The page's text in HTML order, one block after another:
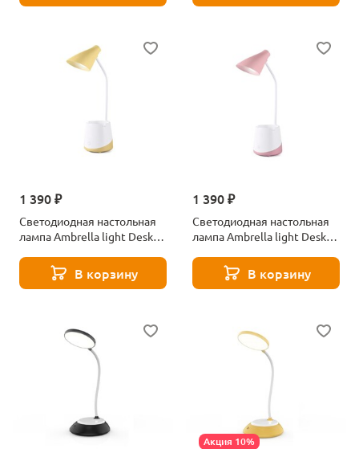
1 390 ₽
Светодиодная настольная
лампа Ambrella light Desk
В корзину
1 390 ₽
Светодиодная настольная
лампа Ambrella light Desk
В корзину
Акция 10%